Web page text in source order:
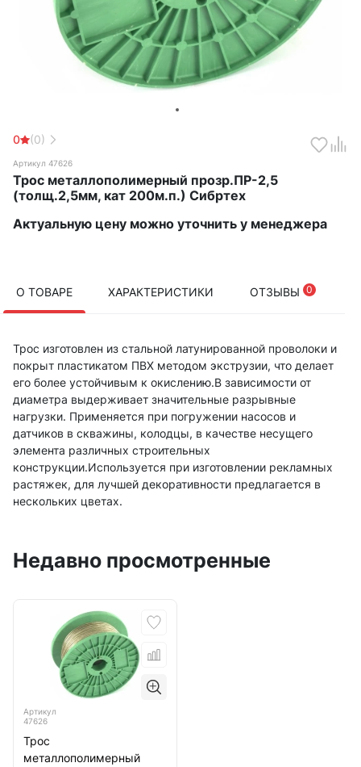
0 (0)
Артикул 47626
Трос металлополимерный прозр.ПР-2,5
(толщ.2,5мм, кат 200м.п.) Сибртех
Актуальную цену можно уточнить у менеджера
О ТОВАРЕ ХАРАКТЕРИСТИКИ ОТЗЫВЫ 0
Трос изготовлен из стальной латунированной проволоки и
покрыт пластикатом ПВХ методом экструзии, что делает
его более устойчивым к окислению.В зависимости от
диаметра выдерживает значительные разрывные
нагрузки. Применяется при погружении насосов и
датчиков в скважины, колодцы, в качестве несущего
элемента различных строительных
конструкции.Используется при изготовлении рекламных
растяжек, для лучшей декоративности предлагается в
нескольких цветах.
Недавно просмотренные
Артикул
47626
Трос
металлополимерный